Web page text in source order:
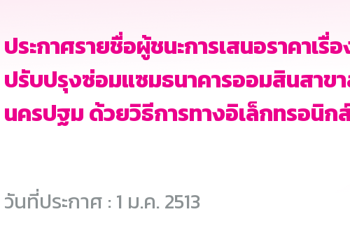
ประกาศรายชื่อผู้ชนะการเสนอราคาเรื่
ปรับปรุงซ่อมแซมธนาคารออมสินสาข
นครปฐม ด้วยวิธีการทางอิเล็กทรอนิก
วันที่ประกาศ : 1 ม.ค. 2513